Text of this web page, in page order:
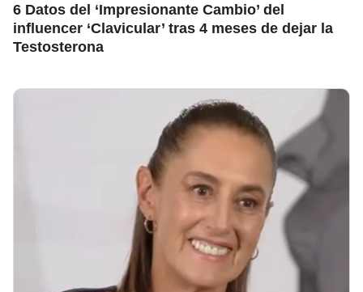
6 Datos del ‘Impresionante Cambio’ del
influencer ‘Clavicular’ tras 4 meses de dejar la
Testosterona